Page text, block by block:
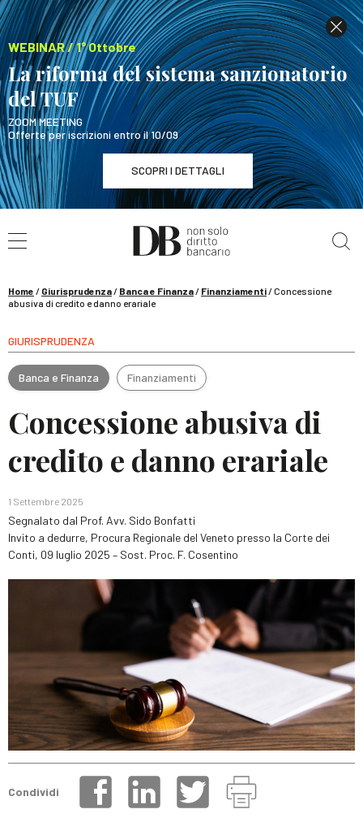
WEBINAR / 1° Ottobre
La riforma del sistema sanzionatorio
del TUF
ZOOM MEETING
Offerte per iscrizioni entro il 10/09
SCOPRI I DETTAGLI
WEBINAR / 1° Ottobre
La riforma del sistema sanzionatorio del TUF
Home / Giurisprudenza/ Banca e Finanza/ Finanziamenti/Concessione
abusiva di credito e danno erariale
GIURISPRUDENZA
Banca e Finanza Finanziamenti
Concessione abusiva di
credito e danno erariale
1 Settembre 2025
Segnalato dal Prof. Avv. Sido Bonfatti
Invito a dedurre, Procura Regionale del Veneto presso la Corte dei
Conti, 09 luglio 2025 – Sost. Proc. F. Cosentino
Condividi